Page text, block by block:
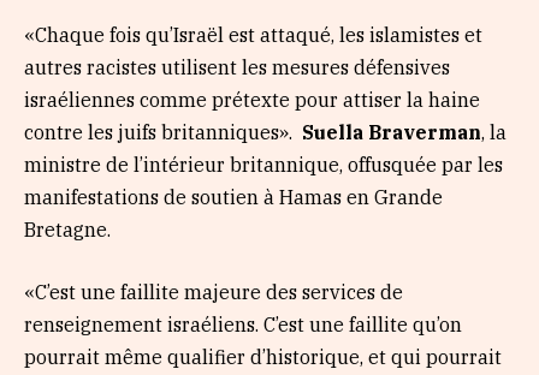
«Chaque fois qu’Israël est attaqué, les islamistes et
autres racistes utilisent les mesures défensives
israéliennes comme prétexte pour attiser la haine
contre les juifs britanniques». Suella Braverman, la
ministre de l’intérieur britannique, offusquée par les
manifestations de soutien à Hamas en Grande
Bretagne.
«C’est une faillite majeure des services de
renseignement israéliens. C’est une faillite qu’on
pourrait même qualifier d’historique, et qui pourrait